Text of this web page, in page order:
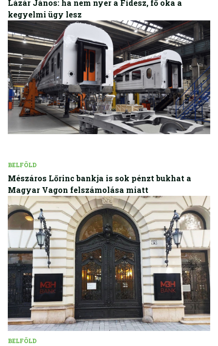
Lázár János: ha nem nyer a Fidesz, fő oka a
kegyelmi ügy lesz
BELFÖLD
Mészáros Lőrinc bankja is sok pénzt bukhat a
Magyar Vagon felszámolása miatt
BELFÖLD